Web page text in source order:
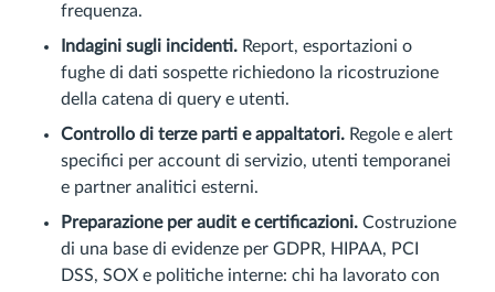
frequenza.
Indagini sugli incidenti. Report, esportazioni o
fughe di dati sospette richiedono la ricostruzione
della catena di query e utenti.
Controllo di terze parti e appaltatori. Regole e alert
specifici per account di servizio, utenti temporanei
e partner analitici esterni.
Preparazione per audit e certificazioni. Costruzione
di una base di evidenze per GDPR, HIPAA, PCI
DSS, SOX e politiche interne: chi ha lavorato con